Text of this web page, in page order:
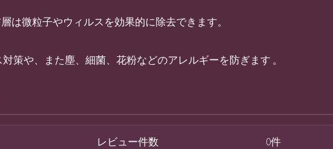
は微粒子やウィルスを効果的に除去できます。
対策や、また塵、細菌、花粉などのアレルギーを防ぎます 。
レビュー件数 0件